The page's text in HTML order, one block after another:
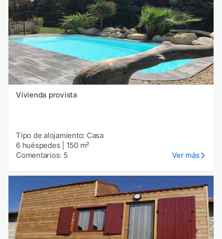
Vivienda provista
Tipo de alojamiento: Casa
6 huéspedes
150 m²
Comentarios: 5
Ver más